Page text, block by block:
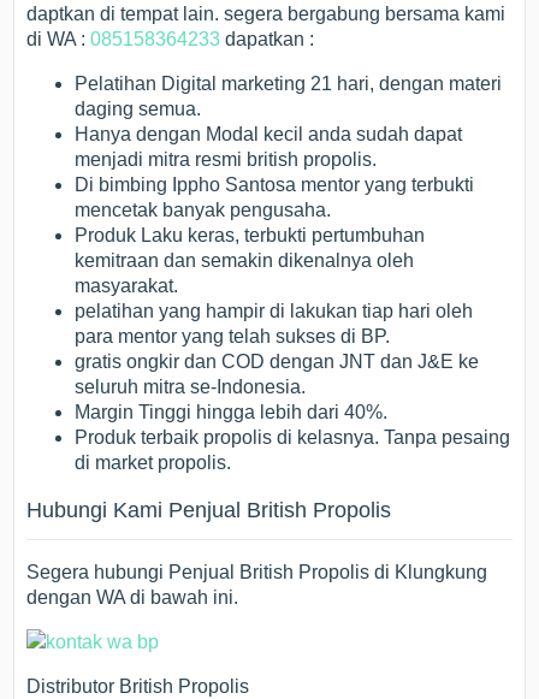
daptkan di tempat lain. segera bergabung bersama kami
di WA :085158364233 dapatkan :
Pelatihan Digital marketing 21 hari, dengan materi
daging semua.
Hanya dengan Modal kecil anda sudah dapat
menjadi mitra resmi british propolis.
Di bimbing Ippho Santosa mentor yang terbukti
mencetak banyak pengusaha.
Produk Laku keras, terbukti pertumbuhan
kemitraan dan semakin dikenalnya oleh
masyarakat.
pelatihan yang hampir di lakukan tiap hari oleh
para mentor yang telah sukses di BP.
gratis ongkir dan COD dengan JNT dan J&E ke
seluruh mitra se-Indonesia.
Margin Tinggi hingga lebih dari 40%.
Produk terbaik propolis di kelasnya. Tanpa pesaing
di market propolis.
Hubungi Kami Penjual British Propolis
Segera hubungi Penjual British Propolis di Klungkung
dengan WA di bawah ini.
Distributor British Propolis